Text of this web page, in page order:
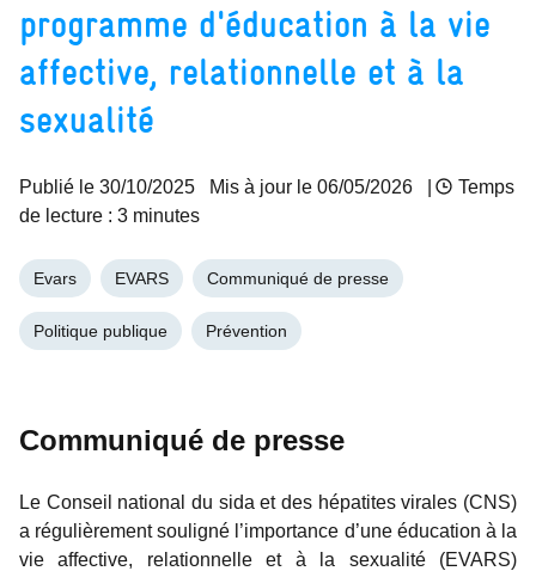
programme d'éducation à la vie
affective, relationnelle et à la
sexualité
Publié le 30/10/2025 Mis à jour le 06/05/2026 |
Temps
de lecture : 3 minutes
Evars EVARS Communiqué de presse
Politique publique Prévention
Communiqué de presse
Le Conseil national du sida et des hépatites virales (CNS)
a régulièrement souligné l’importance d’une éducation à la
vie affective, relationnelle et à la sexualité (EVARS)